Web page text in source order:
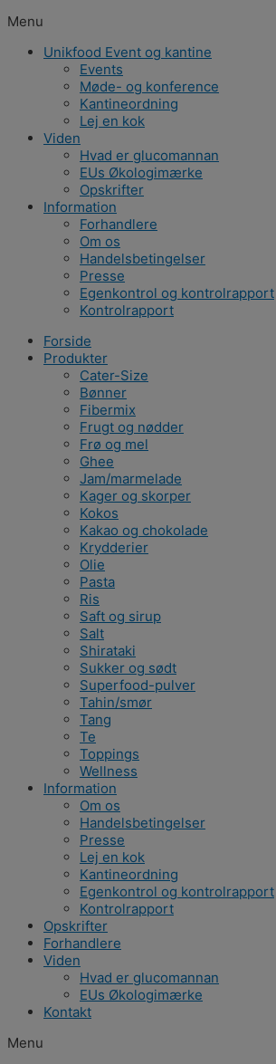
Menu
Unikfood Event og kantine
Events
Møde- og konference
Kantineordning
Lej en kok
Viden
Hvad er glucomannan
EUs Økologimærke
Opskrifter
Information
Forhandlere
Om os
Handelsbetingelser
Presse
Egenkontrol og kontrolrapport
Kontrolrapport
Forside
Produkter
Cater-Size
Bønner
Fibermix
Frugt og nødder
Frø og mel
Ghee
Jam/marmelade
Kager og skorper
Kokos
Kakao og chokolade
Krydderier
Olie
Pasta
Ris
Saft og sirup
Salt
Shirataki
Sukker og sødt
Superfood-pulver
Tahin/smør
Tang
Te
Toppings
Wellness
Information
Om os
Handelsbetingelser
Presse
Lej en kok
Kantineordning
Egenkontrol og kontrolrapport
Kontrolrapport
Opskrifter
Forhandlere
Viden
Hvad er glucomannan
EUs Økologimærke
Kontakt
Menu